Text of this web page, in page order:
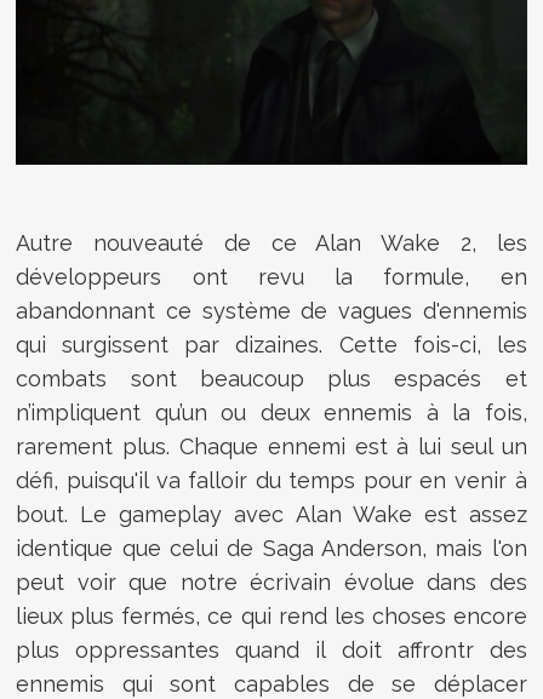
Autre nouveauté de ce Alan Wake 2, les
développeurs ont revu la formule, en
abandonnant ce système de vagues d'ennemis
qui surgissent par dizaines. Cette fois-ci, les
combats sont beaucoup plus espacés et
n’impliquent qu’un ou deux ennemis à la fois,
rarement plus. Chaque ennemi est à lui seul un
défi, puisqu'il va falloir du temps pour en venir à
bout. Le gameplay avec Alan Wake est assez
identique que celui de Saga Anderson, mais l'on
peut voir que notre écrivain évolue dans des
lieux plus fermés, ce qui rend les choses encore
plus oppressantes quand il doit affrontr des
ennemis qui sont capables de se déplacer